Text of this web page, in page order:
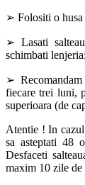
➢ Folositi o husa
➢ Lasati
schimbati
➢
fiecare trei luni,
superioara (de
Atentie ! In cazul
sa asteptati 48
Desfaceti
maxim 10 zile de